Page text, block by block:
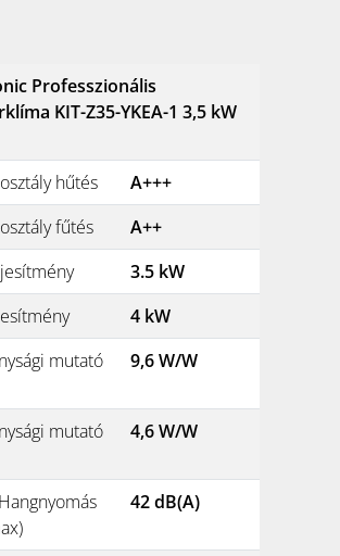
Professzionális
KIT-Z35-YKEA-1 3,5 kW
hűtés
A+++
fűtés
A++
3.5 kW
4 kW
mutató
9,6 W/W
mutató
4,6 W/W
42 dB(A)